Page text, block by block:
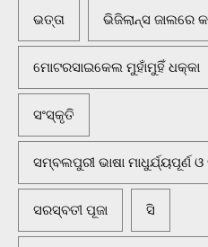
ଭତ୍ତା ଭିଜିଲାନ୍ସ ଜାଲରେ
ମୋଟରସାଇକେଲ ମୁହାଁମୁହିଁ ଧକ୍କା
ସଂସ୍କୃତି
ସମ୍ବଲପୁରୀ ଭାଷା ମାଧୁର୍ଯ୍ୟପୂର୍ଣ
ସରସ୍ବତୀ ପୂଜା ସି